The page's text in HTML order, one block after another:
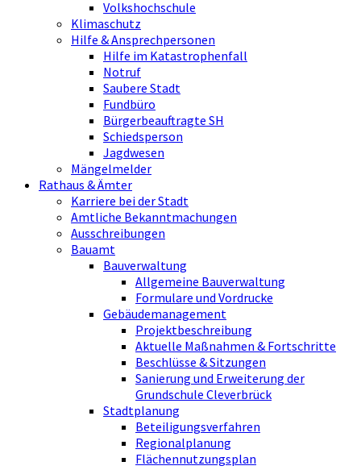
Volkshochschule
Klimaschutz
Hilfe & Ansprechpersonen
Hilfe im Katastrophenfall
Notruf
Saubere Stadt
Fundbüro
Bürgerbeauftragte SH
Schiedsperson
Jagdwesen
Mängelmelder
Rathaus & Ämter
Karriere bei der Stadt
Amtliche Bekanntmachungen
Ausschreibungen
Bauamt
Bauverwaltung
Allgemeine Bauverwaltung
Formulare und Vordrucke
Gebäudemanagement
Projektbeschreibung
Aktuelle Maßnahmen & Fortschritte
Beschlüsse & Sitzungen
Sanierung und Erweiterung der
Grundschule Cleverbrück
Stadtplanung
Beteiligungsverfahren
Regionalplanung
Flächennutzungsplan